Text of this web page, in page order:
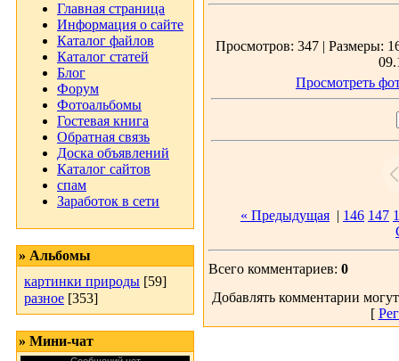
Главная страница
Информация о сайте
Каталог файлов
Каталог статей
Блог
Форум
Фотоальбомы
Гостевая книга
Обратная связь
Доска объявлений
Каталог сайтов
спам
Заработок в сети
» Альбомы
картинки природы [59]
разное [353]
» Мини-чат
Просмотров: 347 | Размеры:
Просмотреть
« Предыдущая | 146 147
Всего комментариев: 0
Добавлять комментарии
[